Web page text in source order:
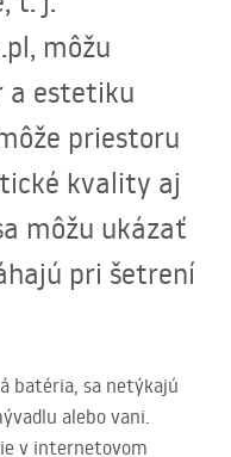
môžu
a estetiku
priestoru
kvality aj
môžu ukázať
pri šetrení
batéria, sa netýkajú
alebo vani.
v internetovom